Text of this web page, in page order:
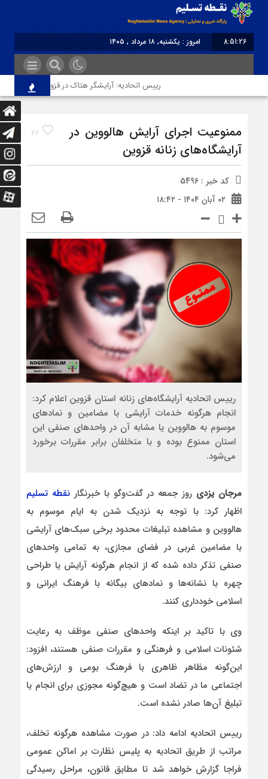
8:51:26
امروز : یکشنبه, ۱۸ مرداد , ۱۴۰۵
رییس اتحادیه: آرایشگر هتاک در قزوین عضو اتحادیه
42
ممنوعیت اجرای آرایش هالووین در
آرایشگاه‌های زنانه قزوین
کد خبر : 5496
۰۲ آبان ۱۴۰۴ - ۱۸:۴۲
رییس اتحادیه آرایشگاه‌های زنانه استان قزوین اعلام کرد:
انجام هرگونه خدمات آرایشی با مضامین و نمادهای
موسوم به هالووین یا مشابه آن در واحدهای صنفی این
استان ممنوع بوده و با متخلفان برابر مقررات برخورد
می‌شود.
مرجان یزدی روز جمعه در گفت‌وگو با خبرنگارنقطه تسلیم
اظهار کرد: با توجه به نزدیک شدن به ایام موسوم به
هالووین و مشاهده تبلیغات محدود برخی سبک‌های آرایشی
با مضامین غربی در فضای مجازی، به تمامی واحدهای
صنفی تذکر داده شده که از انجام هرگونه آرایش یا طراحی
چهره با نشانه‌ها و نمادهای بیگانه با فرهنگ ایرانی و
اسلامی خودداری کنند.
وی با تاکید بر اینکه واحدهای صنفی موظف به رعایت
شئونات اسلامی و فرهنگی و مقررات صنفی هستند، افزود:
این‌گونه مظاهر ظاهری با فرهنگ بومی و ارزش‌های
اجتماعی ما در تضاد است و هیچ‌گونه مجوزی برای انجام یا
تبلیغ آن‌ها صادر نشده است.
رییس اتحادیه ادامه داد: در صورت مشاهده هرگونه تخلف،
مراتب از طریق اتحادیه به پلیس نظارت بر اماکن عمومی
فراجا گزارش خواهد شد تا مطابق قانون، مراحل رسیدگی